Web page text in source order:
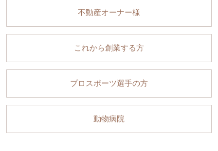
不動産オーナー様
これから創業する方
プロスポーツ選手の方
動物病院